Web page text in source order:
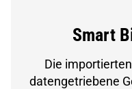
Smart
Die
datengetriebene